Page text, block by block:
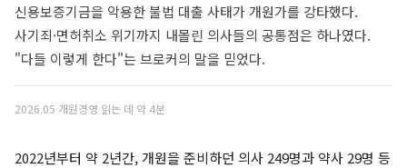
신용보증기금을 악용한 불법 대출 사태가 개원가를 강타했다.
사기죄·면허취소 위기까지 내몰린 의사들의 공통점은 하나였다.
"다들 이렇게 한다"는 브로커의 말을 믿었다.
2026.05·개원경영·읽는 데 약 4분
2022년부터 약 2년간, 개원을 준비하던 의사 249명과 약사 29명 등